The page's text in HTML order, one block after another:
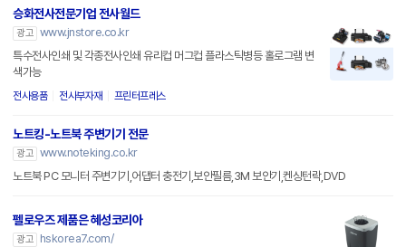
승화전사전문기업 전사월드
광고 www.jnstore.co.kr
특수전사인쇄 및 각종전사인쇄 유리컵 머그컵 플라스틱병등 홀로그램 변
색가능
전사용품 전사부자재 프린터프레스
노트킹-노트북 주변기기 전문
광고 www.noteking.co.kr
노트북 PC 모니터 주변기기,어댑터 충전기,보안필름,3M 보안기,켄싱턴락,DVD
펠로우즈 제품은 혜성코리아
광고
hskorea7.com/